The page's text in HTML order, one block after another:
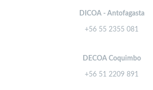
DICOA - Antofagasta
+56 55 2355 081
DECOA Coquimbo
+56 51 2209 891